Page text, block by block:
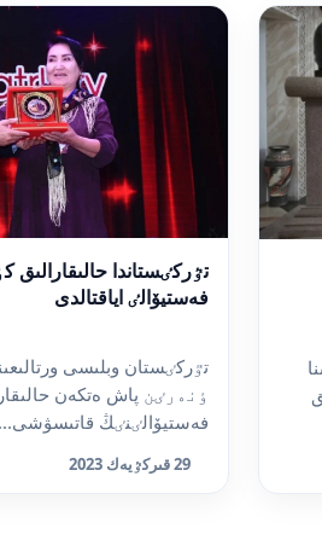
تٷركٸستاندا حالىقارالىق
فەستيۆالٸ اياقتالدى
تٷركٸستان وبلىسى
ٶنەرٸن پاش ەتكەن
فەستيۆالٸنٸڭ قاتىسۋشى...
29 قىركٷيەك 2023